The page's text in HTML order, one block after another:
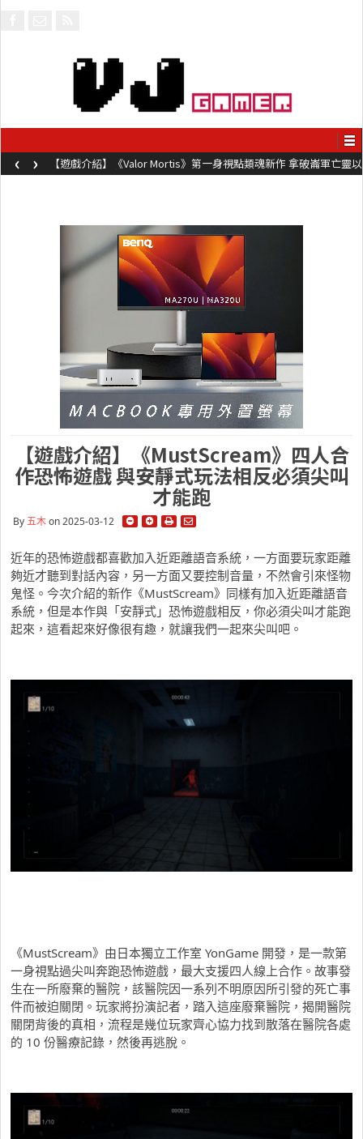
【遊戲介紹】《Valor Mortis》第一身視點類魂新作 拿破崙軍亡靈以
槍械劍與魔法殺敵
‹ ›
【遊戲介紹】《MustScream》四人合
作恐怖遊戲 與安靜式玩法相反必須尖叫
才能跑
By五木on 2025-03-12
近年的恐怖遊戲都喜歡加入近距離語音系統，一方面要玩家距離
夠近才聽到對話內容，另一方面又要控制音量，不然會引來怪物
鬼怪。今次介紹的新作《MustScream》同樣有加入近距離語音
系統，但是本作與「安靜式」恐怖遊戲相反，你必須尖叫才能跑
起來，這看起來好像很有趣，就讓我們一起來尖叫吧。
《MustScream》由日本獨立工作室 YonGame 開發，是一款第
一身視點過尖叫奔跑恐怖遊戲，最大支援四人線上合作。故事發
生在一所廢棄的醫院，該醫院因一系列不明原因所引發的死亡事
件而被迫關閉。玩家將扮演記者，踏入這座廢棄醫院，揭開醫院
關閉背後的真相，流程是幾位玩家齊心協力找到散落在醫院各處
的 10 份醫療記錄，然後再逃脫。